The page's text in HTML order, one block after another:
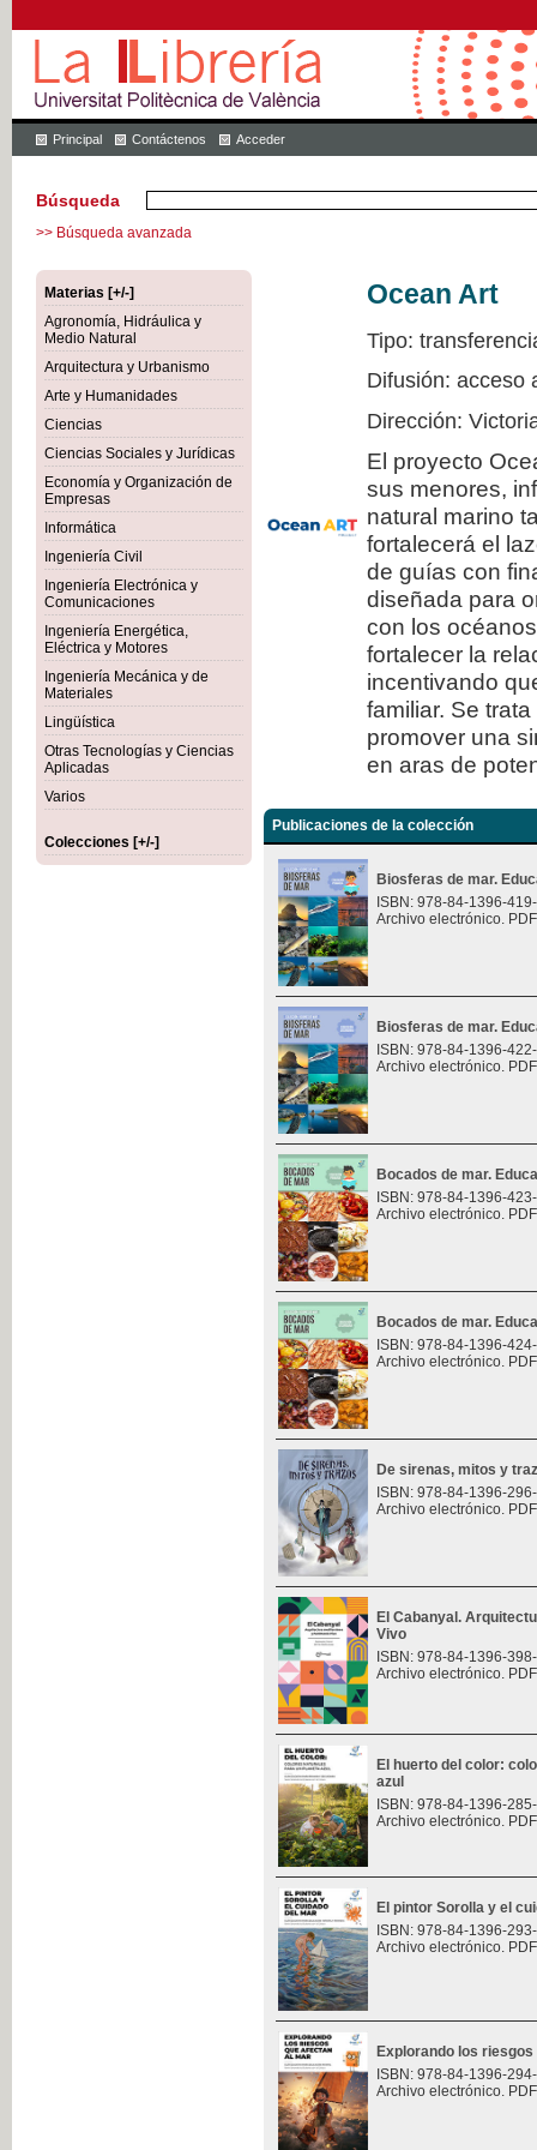
Principal Contáctenos Acceder
Búsqueda
>> Búsqueda avanzada
Materias [+/-]
Agronomía, Hidráulica y
Medio Natural
Arquitectura y Urbanismo
Arte y Humanidades
Ciencias
Ciencias Sociales y Jurídicas
Economía y Organización de
Empresas
Informática
Ingeniería Civil
Ingeniería Electrónica y
Comunicaciones
Ingeniería Energética,
Eléctrica y Motores
Ingeniería Mecánica y de
Materiales
Lingüística
Otras Tecnologías y Ciencias
Aplicadas
Varios
Colecciones [+/-]
Ocean Art
Tipo:
Difusión: acceso
Dirección:
El proyecto
sus menores,
natural marino
fortalecerá el
de guías con
diseñada para
con los
fortalecer la
incentivando
familiar. Se
promover una
en aras de
Publicaciones de la colección
Biosferas de mar.
ISBN: 978-84-1396-
Archivo electrónico.
Biosferas de mar.
ISBN: 978-84-1396-
Archivo electrónico.
Bocados de mar.
ISBN: 978-84-1396-
Archivo electrónico.
Bocados de mar.
ISBN: 978-84-1396-
Archivo electrónico.
De sirenas, mitos y
ISBN: 978-84-1396-
Archivo electrónico.
El Cabanyal.
Vivo
ISBN: 978-84-1396-
Archivo electrónico.
El huerto del color:
azul
ISBN: 978-84-1396-
Archivo electrónico.
El pintor Sorolla y el
ISBN: 978-84-1396-
Archivo electrónico.
Explorando los
ISBN: 978-84-1396-
Archivo electrónico.